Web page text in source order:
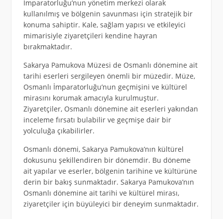
İmparatorluğu’nun yönetim merkezi olarak
kullanılmış ve bölgenin savunması için stratejik bir
konuma sahiptir. Kale, sağlam yapısı ve etkileyici
mimarisiyle ziyaretçileri kendine hayran
bırakmaktadır.
Sakarya Pamukova Müzesi de Osmanlı dönemine ait
tarihi eserleri sergileyen önemli bir müzedir. Müze,
Osmanlı İmparatorluğu’nun geçmişini ve kültürel
mirasını korumak amacıyla kurulmuştur.
Ziyaretçiler, Osmanlı dönemine ait eserleri yakından
inceleme fırsatı bulabilir ve geçmişe dair bir
yolculuğa çıkabilirler.
Osmanlı dönemi, Sakarya Pamukova’nın kültürel
dokusunu şekillendiren bir dönemdir. Bu döneme
ait yapılar ve eserler, bölgenin tarihine ve kültürüne
derin bir bakış sunmaktadır. Sakarya Pamukova’nın
Osmanlı dönemine ait tarihi ve kültürel mirası,
ziyaretçiler için büyüleyici bir deneyim sunmaktadır.